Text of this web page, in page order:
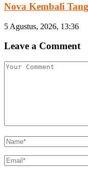
Nova Kembali
5 Agustus, 2026, 13:36
Leave a Comment